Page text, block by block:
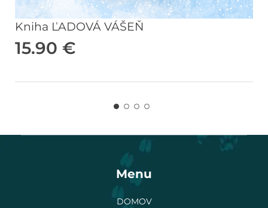
Kniha ĽADOVÁ VÁŠEŇ
15.90 €
Menu
DOMOV